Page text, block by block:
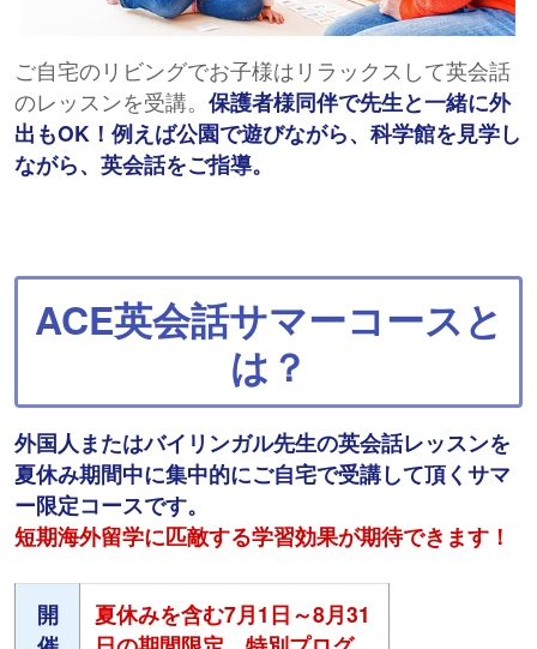
ご自宅のリビングでお子様はリラックスして英会話
のレッスンを受講。 保護者様同伴で先生と一緒に外
出もOK！例えば公園で遊びながら、科学館を見学し
ながら、英会話をご指導。
ACE英会話サマーコースと
は？
外国人またはバイリンガル先生の英会話レッスンを
夏休み期間中に集中的にご自宅で受講して頂くサマ
ー限定コースです。
短期海外留学に匹敵する学習効果が期待できます！
開
夏休みを含む7月1日～8月31